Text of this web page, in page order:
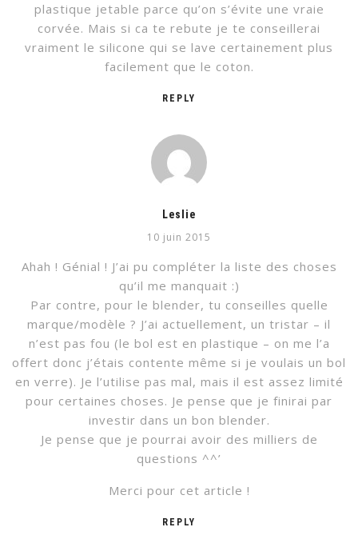
REPLY
plastique jetable parce qu’on s’évite une vraie
corvée. Mais si ca te rebute je te conseillerai
vraiment le silicone qui se lave certainement plus
facilement que le coton.
Leslie
10 juin 2015
REPLY
Ahah ! Génial ! J’ai pu compléter la liste des choses
qu’il me manquait :)
Par contre, pour le blender, tu conseilles quelle
marque/modèle ? J’ai actuellement, un tristar – il
n’est pas fou (le bol est en plastique – on me l’a
offert donc j’étais contente même si je voulais un bol
en verre). Je l’utilise pas mal, mais il est assez limité
pour certaines choses. Je pense que je finirai par
investir dans un bon blender.
Je pense que je pourrai avoir des milliers de
questions ^^’
Merci pour cet article !